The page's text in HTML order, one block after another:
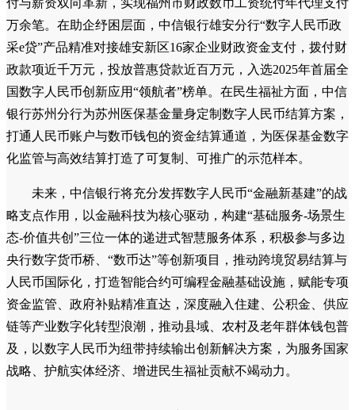
付与薪资双向革新，实现福州市财政数币工资统付年代理支付
万余笔。在助企纾困层面，中信银行雄安分行“数字人民币政
采e贷”产品精准对接雄安新区16家企业财政资金支付，拨付财
政款项近千万元，投放普惠贷款近百万元，入选2025年首届全
国数字人民币创新应用“领航者”榜单。在民生福祉方面，中信
银行苏州分行为苏州医保基金量身定制数字人民币结算方案，
打通人民币账户与数币钱包的资金结算通道，为医保基金数字
化监管与高效结算打造了可复制、可推广的示范样本。
未来，中信银行将充分发挥数字人民币“金融新基建”的战
略支点作用，以金融科技为核心驱动，构建“基础服务-场景生
态-价值共创”三位一体的递进式智慧服务体系，积极参与多边
央行数字货币桥、“数币达”等创新项目，推动跨境贸易结算与
人民币国际化，打造智能合约可编程金融基础设施，赋能专项
资金监管、政府补贴精准直达，深度融入住建、公积金、供应
链等产业数字化转型浪潮，推动县域、农村及老年群体钱包普
及，以数字人民币为纽带持续输出创新解决方案，为服务国家
战略、护航实体经济、增进民生福祉贡献不竭动力。